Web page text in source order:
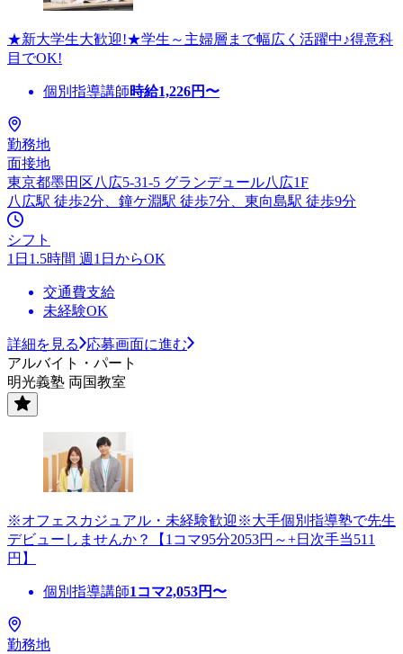
★新大学生大歓迎!★学生～主婦層まで幅広く活躍中♪得意科
目でOK!
個別指導講師時給1,226円〜
勤務地
面接地
東京都墨田区八広5-31-5 グランデュール八広1F
八広駅 徒歩2分、鐘ケ淵駅 徒歩7分、東向島駅 徒歩9分
シフト
1日1.5時間 週1日からOK
交通費支給
未経験OK
詳細を見る
応募画面に進む
アルバイト・パート
明光義塾 両国教室
※オフェスカジュアル・未経験歓迎※大手個別指導塾で先生
デビューしませんか？【1コマ95分2053円～+日次手当511
円】
個別指導講師1コマ2,053円〜
勤務地